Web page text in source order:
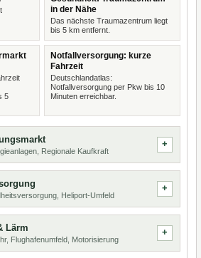
in der Nähe
Das nächste Traumazentrum liegt
bis 5 km entfernt.
5
Notfallversorgung: kurze
Fahrzeit
Deutschlandatlas:
Notfallversorgung per Pkw bis 10
Minuten erreichbar.
Regionale Kaufkraft
Heliport-Umfeld
Lärm
Flughafenumfeld, Motorisierung